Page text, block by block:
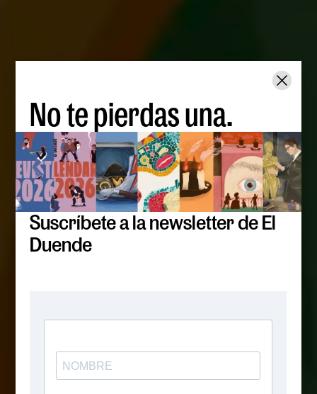
No te pierdas una.
Suscríbete a la newsletter de El
Duende